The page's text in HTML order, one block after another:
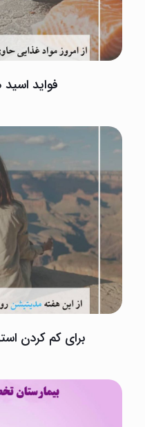
فواید
برای کم کردن